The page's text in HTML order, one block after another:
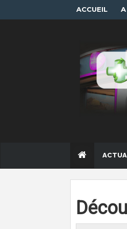
ACCUEIL